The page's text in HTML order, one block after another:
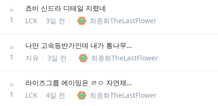
1
쵸비 신드라 디테일 지렸네
LCK
3일 전 최종화TheLastFlower
1
나만 고속등반가인데 내가 통나무듦?
자유
3일 전 최종화TheLastFlower
1
라이즈그룹 에이밍은 ㄹㅇ 자연재해네
LCK
4일 전 최종화TheLastFlower